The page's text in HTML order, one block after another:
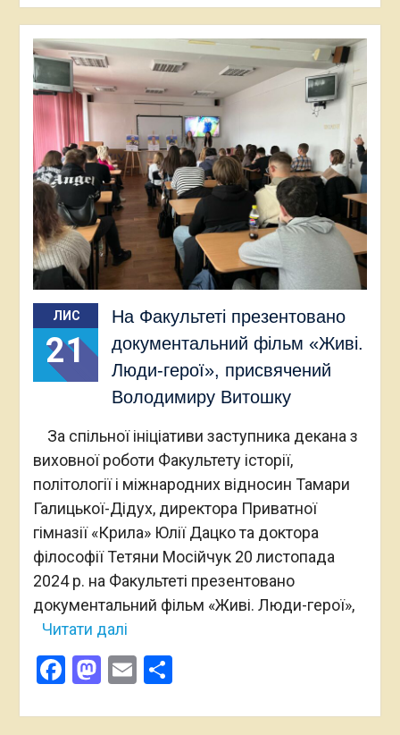
ЛИС
21
На Факультеті презентовано
документальний фільм «Живі.
Люди-герої», присвячений
Володимиру Витошку
За спільної ініціативи заступника декана з
виховної роботи Факультету історії,
політології і міжнародних відносин Тамари
Галицької-Дідух, директора Приватної
гімназії «Крила» Юлії Дацко та доктора
філософії Тетяни Мосійчук 20 листопада
2024 р. на Факультеті презентовано
документальний фільм «Живі. Люди-герої»,
Читати далі
Facebook
Mastodon
EmailПоділитися